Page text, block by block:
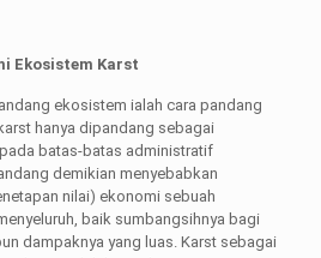
Ekosistem Karst
ekosistem ialah cara pandang
hanya dipandang sebagai
batas-batas administratif
demikian menyebabkan
nilai) ekonomi sebuah
baik sumbangsihnya bagi
dampaknya yang luas. Karst sebagai